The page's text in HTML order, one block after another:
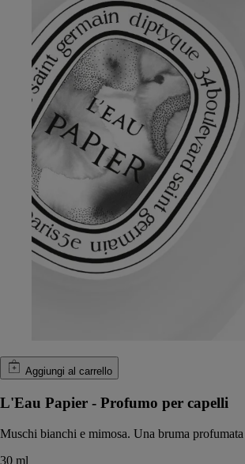
Aggiungi al carrello
L'Eau Papier - Profumo per capelli
Muschi bianchi e mimosa. Una bruma
30 ml